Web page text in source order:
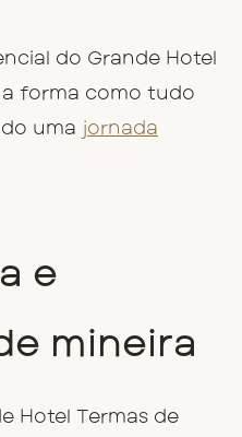
do Grande Hotel
forma como tudo
uma jornada
e
mineira
Hotel Termas de